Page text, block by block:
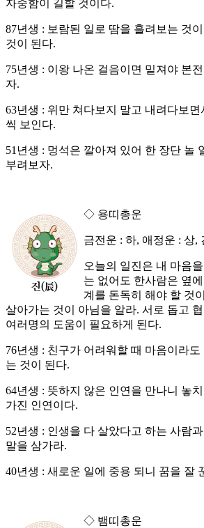
자중함이 길할 것이다.
87년생 : 보람된 일로 땀을 흘려보는 것
것이 된다.
75년생 : 이왕 나온 걸음이면 밑져야 본
자.
63년생 : 위만 쳐다보지 말고 내려다보
씩 보인다.
51년생 : 멍석은 깔아져 있어 한 장단 놀
부려보자.
◇ 용띠총운
금전운 : 하, 애정운 : 상,
오늘의 일진은 내 마음
는 없어도 한사람은 옆
계를 돈독히 해야 할 것
살아가는 것이 아님을 알라. 서로 돕고
여러명의 도움이 필요하게 된다.
76년생 : 친구가 어려워할 때 마음이라도
는 것이 된다.
64년생 : 뜻하지 않은 인연을 만나니 놓
가진 인연이다.
52년생 : 인생을 다 살았다고 하는 사람
말을 삼가라.
40년생 : 새로운 일에 중용 되니 꿈을 잘
◇ 뱀띠총운